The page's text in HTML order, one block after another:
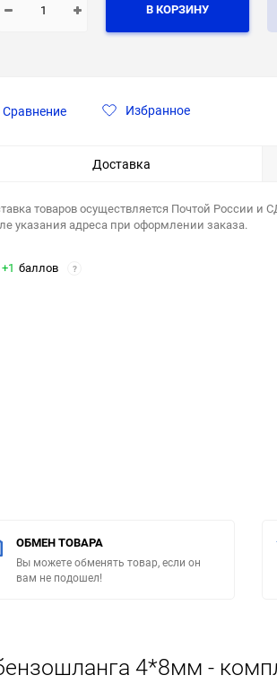
В КОРЗИНУ
Сравнение Избранное
Доставка
товаров осуществляется Почтой России и
указания адреса при оформлении заказа.
+1 баллов ?
ОБМЕН ТОВАРА
Вы можете обменять товар, если он
вам не подошел!
4*8мм -